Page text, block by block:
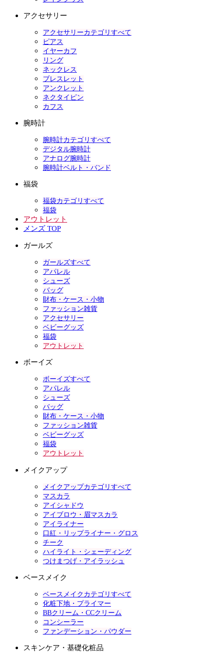
アクセサリー
アクセサリーカテゴリすべて
ピアス
イヤーカフ
リング
ネックレス
ブレスレット
アンクレット
ネクタイピン
カフス
腕時計
腕時計カテゴリすべて
デジタル腕時計
アナログ腕時計
腕時計ベルト・バンド
福袋
福袋カテゴリすべて
福袋
アウトレット
メンズ TOP
ガールズ
ガールズすべて
アパレル
シューズ
バッグ
財布・ケース・小物
ファッション雑貨
アクセサリー
ベビーグッズ
福袋
アウトレット
ボーイズ
ボーイズすべて
アパレル
シューズ
バッグ
財布・ケース・小物
ファッション雑貨
ベビーグッズ
福袋
アウトレット
メイクアップ
メイクアップカテゴリすべて
マスカラ
アイシャドウ
アイブロウ・眉マスカラ
アイライナー
口紅・リップライナー・グロス
チーク
ハイライト・シェーディング
つけまつげ・アイラッシュ
ベースメイク
ベースメイクカテゴリすべて
化粧下地・プライマー
BBクリーム・CCクリーム
コンシーラー
ファンデーション・パウダー
スキンケア・基礎化粧品